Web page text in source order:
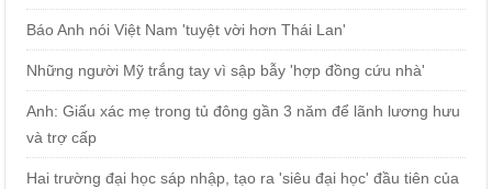
Báo Anh nói Việt Nam 'tuyệt vời hơn Thái Lan'
Những người Mỹ trắng tay vì sập bẫy 'hợp đồng cứu nhà'
Anh: Giấu xác mẹ trong tủ đông gần 3 năm để lãnh lương hưu
và trợ cấp
Hai trường đại học sáp nhập, tạo ra 'siêu đại học' đầu tiên của